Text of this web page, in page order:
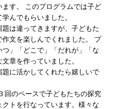
す。 このプログラムでは子ど
んでもらいました。
は違ってきますが、子どもた
文を楽しんでくれました。 プ
」「どこで」「だれが」「な
章を作っていました。
に活かしてくれたら嬉しいで
回のペースで子どもたちの探究
トを行なっています。様々な